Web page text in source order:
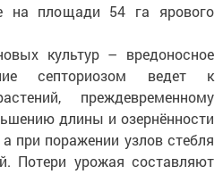
на площади 54 га ярового
культур – вредоносное
септориозом ведет к
преждевременному
длины и озернённости
при поражении узлов стебля
Потери урожая составляют